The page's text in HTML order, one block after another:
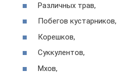
Различных трав,
Побегов кустарников,
Корешков,
Суккулентов,
Мхов,